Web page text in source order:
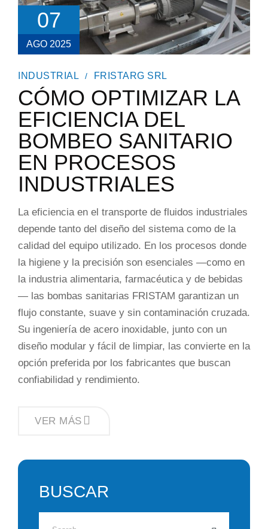
07
AGO 2025
INDUSTRIAL FRISTARG SRL
CÓMO OPTIMIZAR LA
EFICIENCIA DEL
BOMBEO SANITARIO
EN PROCESOS
INDUSTRIALES
La eficiencia en el transporte de fluidos industriales
depende tanto del diseño del sistema como de la
calidad del equipo utilizado. En los procesos donde
la higiene y la precisión son esenciales —como en
la industria alimentaria, farmacéutica y de bebidas
— las bombas sanitarias FRISTAM garantizan un
flujo constante, suave y sin contaminación cruzada.
Su ingeniería de acero inoxidable, junto con un
diseño modular y fácil de limpiar, las convierte en la
opción preferida por los fabricantes que buscan
confiabilidad y rendimiento.
VER MÁSCÓMO
DEL
EN
PROCESOS
BUSCAR